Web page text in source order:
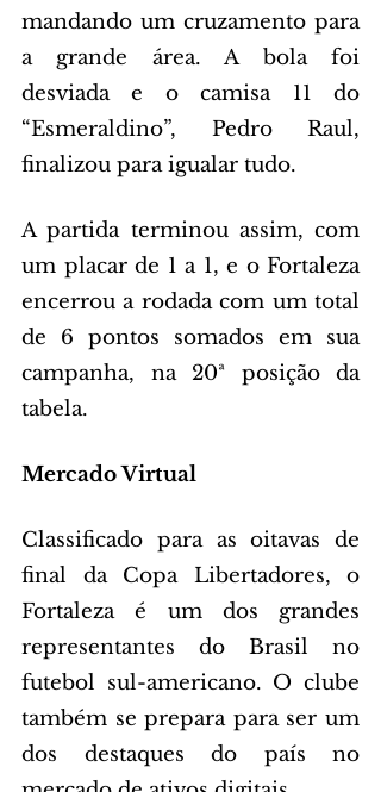
mandando um cruzamento para
a grande área. A bola foi
desviada e o camisa 11 do
“Esmeraldino”, Pedro Raul,
finalizou para igualar tudo.
A partida terminou assim, com
um placar de 1 a 1, e o Fortaleza
encerrou a rodada com um total
de 6 pontos somados em sua
campanha, na 20ª posição da
tabela.
Mercado Virtual
Classificado para as oitavas de
final da Copa Libertadores, o
Fortaleza é um dos grandes
representantes do Brasil no
futebol sul-americano. O clube
também se prepara para ser um
dos destaques do país no